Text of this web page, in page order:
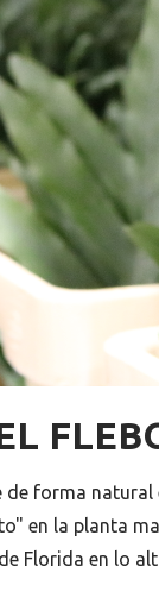
de forma
en la planta
Florida en lo